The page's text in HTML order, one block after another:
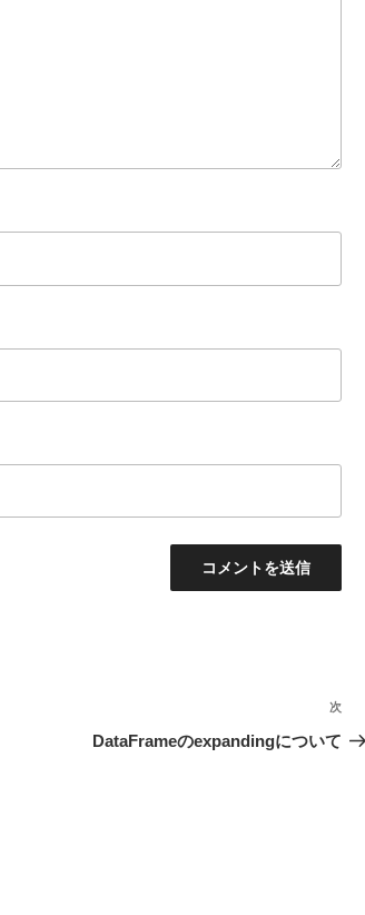
次
の
次
DataFrameのexpandingについて